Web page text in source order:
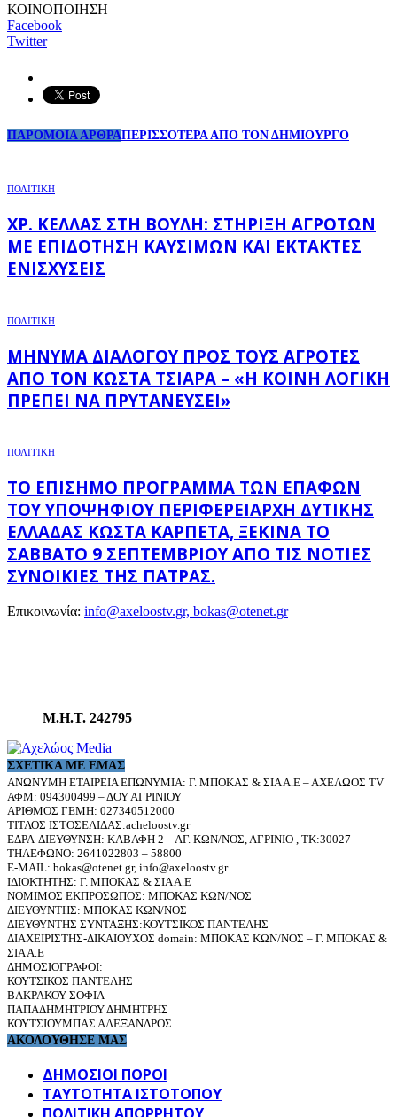
ΚΟΙΝΟΠΟΙΗΣΗ
Facebook
Twitter
ΠΑΡΟΜΟΙΑ ΑΡΘΡΑΠΕΡΙΣΣΟΤΕΡΑ ΑΠΟ ΤΟΝ ΔΗΜΙΟΥΡΓΟ
ΠΟΛΙΤΙΚΗ
ΧΡ. ΚΈΛΛΑΣ ΣΤΗ ΒΟΥΛΉ: ΣΤΉΡΙΞΗ ΑΓΡΟΤΏΝ
ΜΕ ΕΠΙΔΌΤΗΣΗ ΚΑΥΣΊΜΩΝ ΚΑΙ ΈΚΤΑΚΤΕΣ
ΕΝΙΣΧΎΣΕΙΣ
ΠΟΛΙΤΙΚΗ
ΜΉΝΥΜΑ ΔΙΑΛΌΓΟΥ ΠΡΟΣ ΤΟΥΣ ΑΓΡΌΤΕΣ
ΑΠΌ ΤΟΝ ΚΏΣΤΑ ΤΣΙΆΡΑ – «Η ΚΟΙΝΉ ΛΟΓΙΚΉ
ΠΡΈΠΕΙ ΝΑ ΠΡΥΤΑΝΕΎΣΕΙ»
ΠΟΛΙΤΙΚΗ
ΤΟ ΕΠΊΣΗΜΟ ΠΡΌΓΡΑΜΜΑ ΤΩΝ ΕΠΑΦΏΝ
ΤΟΥ ΥΠΟΨΉΦΙΟΥ ΠΕΡΙΦΕΡΕΙΆΡΧΗ ΔΥΤΙΚΉΣ
ΕΛΛΆΔΑΣ ΚΏΣΤΑ ΚΑΡΠΈΤΑ, ΞΕΚΙΝΆ ΤΟ
ΣΆΒΒΑΤΟ 9 ΣΕΠΤΕΜΒΡΊΟΥ ΑΠΌ ΤΙΣ ΝΌΤΙΕΣ
ΣΥΝΟΙΚΊΕΣ ΤΗΣ ΠΆΤΡΑΣ.
Επικοινωνία: info@axeloostv.gr, bokas@otenet.gr
Μ.Η.Τ. 242795
ΣΧΕΤΙΚΆ ΜΕ ΕΜΆΣ
ΑΝΩΝΥΜΗ ΕΤΑΙΡΕΙΑ ΕΠΩΝΥΜΙΑ: Γ. ΜΠΟΚΑΣ & ΣΙΑ Α.Ε – ΑΧΕΛΩΟΣ TV
ΑΦΜ: 094300499 – ΔΟΥ ΑΓΡΙΝΙΟΥ
ΑΡΙΘΜΟΣ ΓΕΜΗ: 027340512000
ΤΙΤΛΟΣ ΙΣΤΟΣΕΛΙΔΑΣ:acheloostv.gr
ΕΔΡΑ-ΔΙΕΥΘΥΝΣΗ: ΚΑΒΑΦΗ 2 – ΑΓ. ΚΩΝ/ΝΟΣ, ΑΓΡΙΝΙΟ , ΤΚ:30027
ΤΗΛΕΦΩΝΟ: 2641022803 – 58800
E-MAIL: bokas@otenet.gr, info@axeloostv.gr
ΙΔΙΟΚΤΗΤΗΣ: Γ. ΜΠΟΚΑΣ & ΣΙΑ Α.Ε
ΝΟΜΙΜΟΣ ΕΚΠΡΟΣΩΠΟΣ: ΜΠΟΚΑΣ ΚΩΝ/ΝΟΣ
ΔΙΕΥΘΥΝΤΗΣ: ΜΠΟΚΑΣ ΚΩΝ/ΝΟΣ
ΔΙΕΥΘΥΝΤΗΣ ΣΥΝΤΑΞΗΣ:ΚΟΥΤΣΙΚΟΣ ΠΑΝΤΕΛΗΣ
ΔΙΑΧΕΙΡΙΣΤΗΣ-ΔΙΚΑΙΟΥΧΟΣ domain: ΜΠΟΚΑΣ ΚΩΝ/ΝΟΣ – Γ. ΜΠΟΚΑΣ &
ΣΙΑ Α.Ε
ΔΗΜΟΣΙΟΓΡΑΦΟΙ:
ΚΟΥΤΣΙΚΟΣ ΠΑΝΤΕΛΗΣ
ΒΑΚΡΑΚΟΥ ΣΟΦΙΑ
ΠΑΠΑΔΗΜΗΤΡΙΟΥ ΔΗΜΗΤΡΗΣ
ΚΟΥΤΣΙΟΥΜΠΑΣ ΑΛΕΞΑΝΔΡΟΣ
ΑΚΟΛΟΥΘΗΣΕ ΜΑΣ
ΔΗΜΟΣΙΟΙ ΠΟΡΟΙ
ΤΑΥΤΌΤΗΤΑ ΙΣΤΌΤΟΠΟΥ